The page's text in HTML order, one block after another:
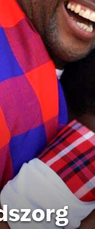
wat we
help
persoonlijke
voor